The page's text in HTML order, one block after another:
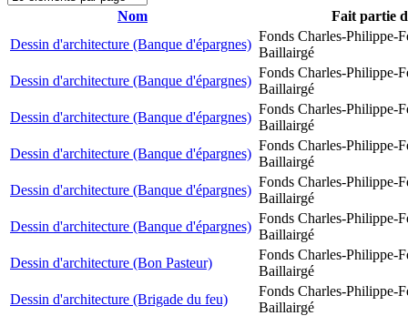
Nom
Fait partie
Dessin d'architecture (Banque d'épargnes)
Fonds Charles-Philippe-
Baillairgé
Dessin d'architecture (Banque d'épargnes)
Fonds Charles-Philippe-
Baillairgé
Dessin d'architecture (Banque d'épargnes)
Fonds Charles-Philippe-
Baillairgé
Dessin d'architecture (Banque d'épargnes)
Fonds Charles-Philippe-
Baillairgé
Dessin d'architecture (Banque d'épargnes)
Fonds Charles-Philippe-
Baillairgé
Dessin d'architecture (Banque d'épargnes)
Fonds Charles-Philippe-
Baillairgé
Dessin d'architecture (Bon Pasteur)
Fonds Charles-Philippe-
Baillairgé
Dessin d'architecture (Brigade du feu)
Fonds Charles-Philippe-
Baillairgé